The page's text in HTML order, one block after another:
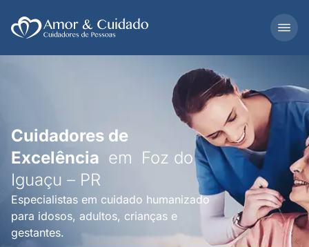
Cuidadores de
Excelência em Foz do
Iguaçu – PR
Especialistas em cuidado humanizado
para idosos, adultos, crianças e
gestantes.